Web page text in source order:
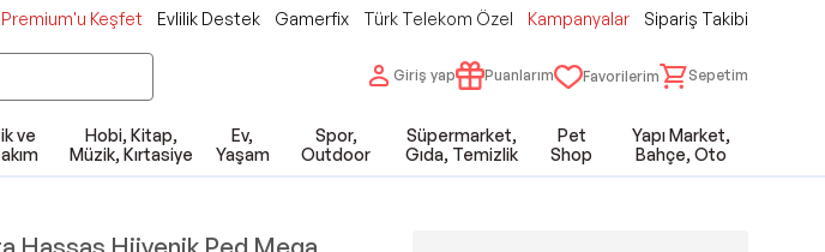
Premium'u Keşfet Evlilik Destek Gamerfix Türk Telekom Özel Kampanyalar Sipariş Takibi
Giriş yap Puanlarım Favorilerim Sepetim
ve
Hobi, Kitap,
Müzik, Kırtasiye
Ev,
Yaşam
Spor,
Outdoor
Süpermarket,
Gıda, Temizlik
Pet
Shop
Yapı Market,
Bahçe, Oto